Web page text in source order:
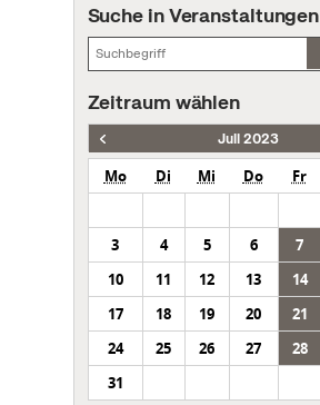
Suche in Veranstaltungen
Zeitraum wählen
Juli 2023
Mo Di Mi Do Fr
3
4 5 6 7
10
11 12 13 14
17
18 19 20 21
24
25 26 27 28
31